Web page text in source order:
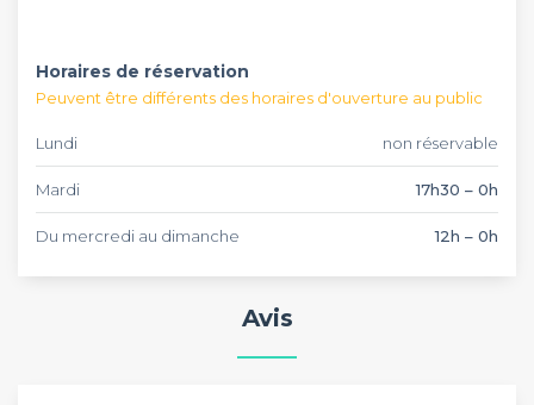
Horaires de réservation
Peuvent être différents des horaires d'ouverture au public
Lundi non réservable
Mardi 17h30 – 0h
Du mercredi au dimanche 12h – 0h
Avis